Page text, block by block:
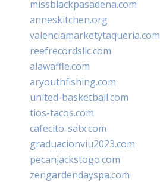
missblackpasadena.com
anneskitchen.org
valenciamarketytaqueria.com
reefrecordsllc.com
alawaffle.com
aryouthfishing.com
united-basketball.com
tios-tacos.com
cafecito-satx.com
graduacionviu2023.com
pecanjackstogo.com
zengardendayspa.com